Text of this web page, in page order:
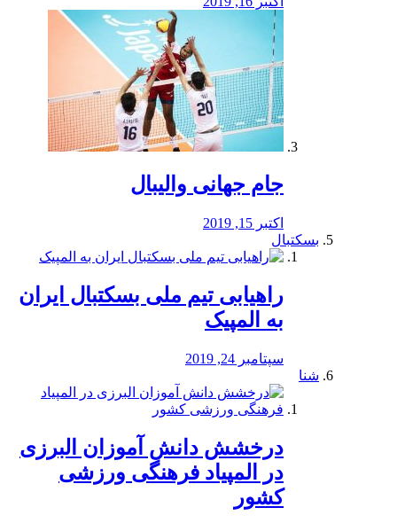
جام جهانی والیبال
اکتبر 15, 2019
بسکتبال
راهیابی تیم ملی بسکتبال ایران
به المپیک
سپتامبر 24, 2019
شنا
درخشش دانش آموزان البرزی
در المپیاد فرهنگی ورزشی
کشور